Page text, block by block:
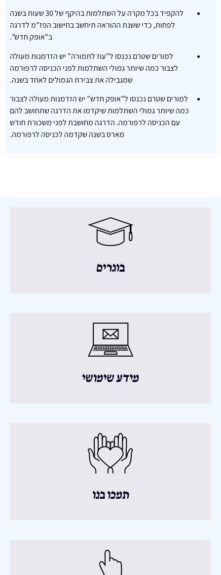
להקפיד בכל מקרה על השתלמות בהיקף של 30 שעות בשנה
לפחות, כדי ששנת ההוראה תיחשב בחישוב הפז”מ לדרגה
ב”אופק חדש”.
למורים שטרם נכנסו ל”עוז לתמורה” יש הזדמנות מעולה
לצבור כמה שיותר גמולי השתלמות לפני הכניסה לרפורמה
שמגבילה את צבירת הגמולים לאחד בשנה.
למורים שטרם נכנסו ל”אופק חדש” יש הזדמנות מעולה לצבור
כמה שיותר גמולי השתלמות שיקדמו את הדרגה שתחושב להם
עם הכניסה לרפורמה. הדרגה מחושבת לפני משכורת חודש
מארס בשנה שקדמה לכניסה לרפורמה.
בוגרים
מידע שימושי
תמכו בנו